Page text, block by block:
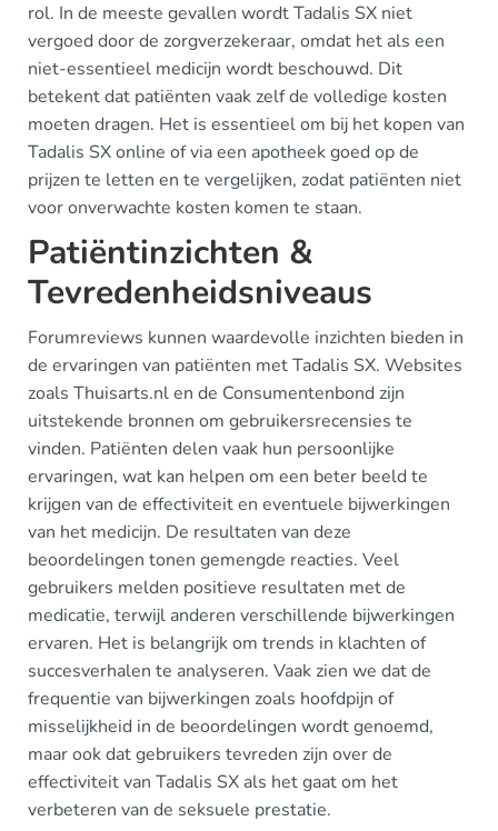
rol. In de meeste gevallen wordt Tadalis SX niet
vergoed door de zorgverzekeraar, omdat het als een
niet-essentieel medicijn wordt beschouwd. Dit
betekent dat patiënten vaak zelf de volledige kosten
moeten dragen. Het is essentieel om bij het kopen van
Tadalis SX online of via een apotheek goed op de
prijzen te letten en te vergelijken, zodat patiënten niet
voor onverwachte kosten komen te staan.
Patiëntinzichten &
Tevredenheidsniveaus
Forumreviews kunnen waardevolle inzichten bieden in
de ervaringen van patiënten met Tadalis SX. Websites
zoals Thuisarts.nl en de Consumentenbond zijn
uitstekende bronnen om gebruikersrecensies te
vinden. Patiënten delen vaak hun persoonlijke
ervaringen, wat kan helpen om een beter beeld te
krijgen van de effectiviteit en eventuele bijwerkingen
van het medicijn. De resultaten van deze
beoordelingen tonen gemengde reacties. Veel
gebruikers melden positieve resultaten met de
medicatie, terwijl anderen verschillende bijwerkingen
ervaren. Het is belangrijk om trends in klachten of
succesverhalen te analyseren. Vaak zien we dat de
frequentie van bijwerkingen zoals hoofdpijn of
misselijkheid in de beoordelingen wordt genoemd,
maar ook dat gebruikers tevreden zijn over de
effectiviteit van Tadalis SX als het gaat om het
verbeteren van de seksuele prestatie.